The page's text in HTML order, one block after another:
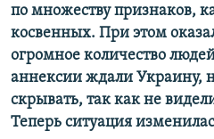
по множеству признаков,
косвенных. При этом
огромное количество
аннексии ждали Украину,
скрывать, так как не
Теперь ситуация